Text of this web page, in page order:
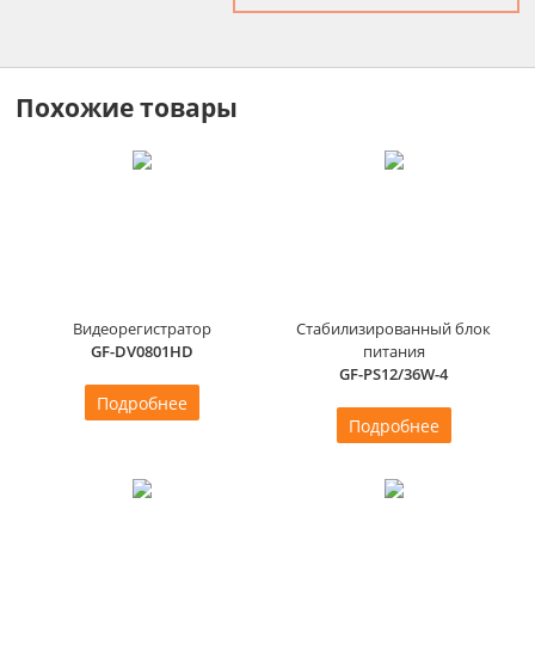
Похожие товары
Видеорегистратор
GF-DV0801HD
Подробнее
Стабилизированный блок
питания
GF-PS12/36W-4
Подробнее